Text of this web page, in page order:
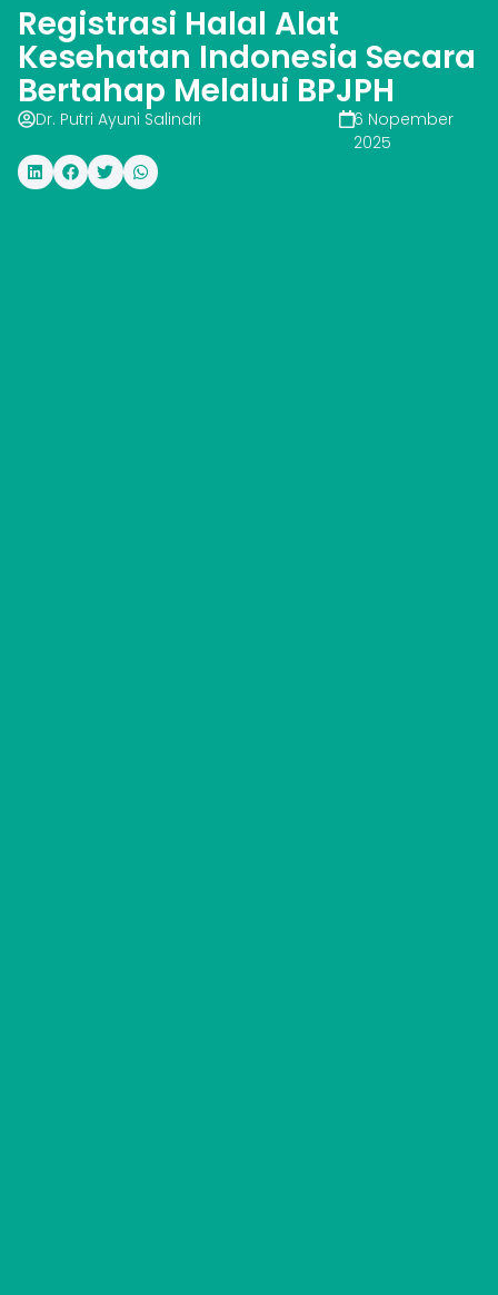
Registrasi Halal Alat
Kesehatan Indonesia Secara
Bertahap Melalui BPJPH
Dr. Putri Ayuni Salindri
6 Nopember
2025